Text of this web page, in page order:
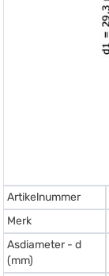
Artikelnummer
Merk
Asdiameter - d
(mm)